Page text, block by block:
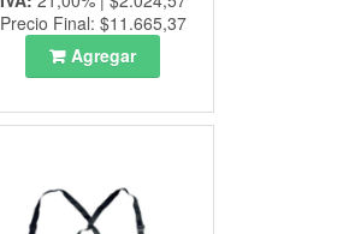
Precio Final: $11.665,37
Agregar